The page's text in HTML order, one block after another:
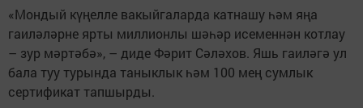
«Мондый күңелле вакыйгаларда катнашу һәм яңа
гаиләләрне ярты миллионлы шәһәр исеменнән котлау
– зур мәртәбә», – диде Фәрит Сәләхов. Яшь гаиләгә ул
бала туу турында таныклык һәм 100 мең сумлык
сертификат тапшырды.